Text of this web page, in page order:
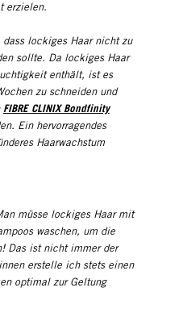
erzielen.
lockiges Haar nicht zu
sollte. Da lockiges Haar
enthält, ist es
zu schneiden und
FIBRE CLINIX Bondfinity
Ein hervorragendes
Haarwachstum
müsse lockiges Haar mit
waschen, um die
Das ist nicht immer der
erstelle ich stets einen
optimal zur Geltung